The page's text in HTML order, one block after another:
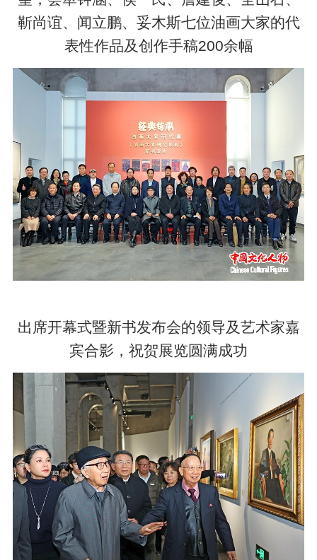
靳尚谊、闻立鹏、妥木斯七位油画大家的代
表性作品及创作手稿200余幅
出席开幕式暨新书发布会的领导及艺术家嘉
宾合影，祝贺展览圆满成功